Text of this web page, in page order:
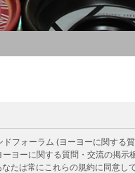
フォーラム (ヨーヨーに関す
ーに関する質問・交流の掲
たは常にこれらの規約に同意し